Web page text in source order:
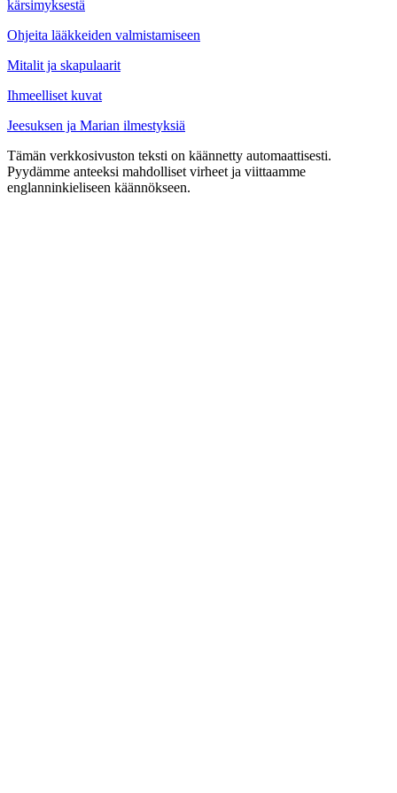
kärsimyksestä
Ohjeita lääkkeiden valmistamiseen
Mitalit ja skapulaarit
Ihmeelliset kuvat
Jeesuksen ja Marian ilmestyksiä
Tämän verkkosivuston teksti on käännetty automaattisesti.
Pyydämme anteeksi mahdolliset virheet ja viittaamme
englanninkieliseen käännökseen.